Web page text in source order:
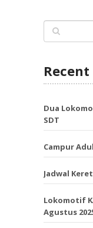
Recent
Dua
SDT
Campur
Jadwal
Lokomotif
Agustus